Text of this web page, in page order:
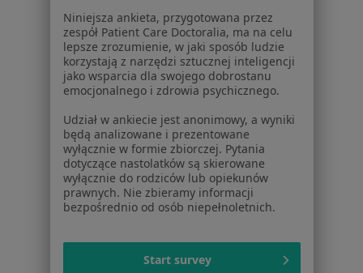
Dostępność
O nas
Praca Rekrutujemy!
Partnerzy
Kontakt
Dla pacjentów
Lekarze
Placówki medyczne
Usługi i zabiegi
Choroby
Niniejsza ankieta, przygotowana przez
zespół Patient Care Doctoralia, ma na celu
lepsze zrozumienie, w jaki sposób ludzie
korzystają z narzędzi sztucznej inteligencji
jako wsparcia dla swojego dobrostanu
emocjonalnego i zdrowia psychicznego.
Udział w ankiecie jest anonimowy, a wyniki
będą analizowane i prezentowane
wyłącznie w formie zbiorczej. Pytania
dotyczące nastolatków są skierowane
wyłącznie do rodziców lub opiekunów
prawnych. Nie zbieramy informacji
bezpośrednio od osób niepełnoletnich.
Start survey